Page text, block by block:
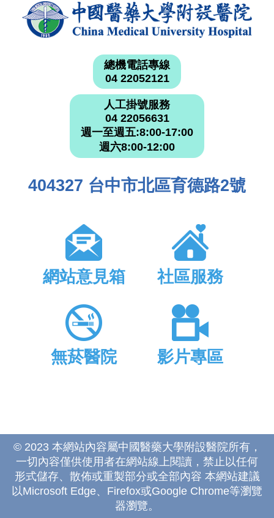
總機電話專線
04 22052121
人工掛號服務
04 22056631
週一至週五:8:00-17:00
週六8:00-12:00
404327 台中市北區育德路2號
網站意見箱 社區服務
無菸醫院 影片專區
© 2023 本網站內容屬中國醫藥大學附設醫院所有，
一切內容僅供使用者在網站線上閱讀，禁止以任何
形式儲存、散佈或重製部分或全部內容 本網站建議
以Microsoft Edge、Firefox或Google Chrome等瀏覽
器瀏覽。